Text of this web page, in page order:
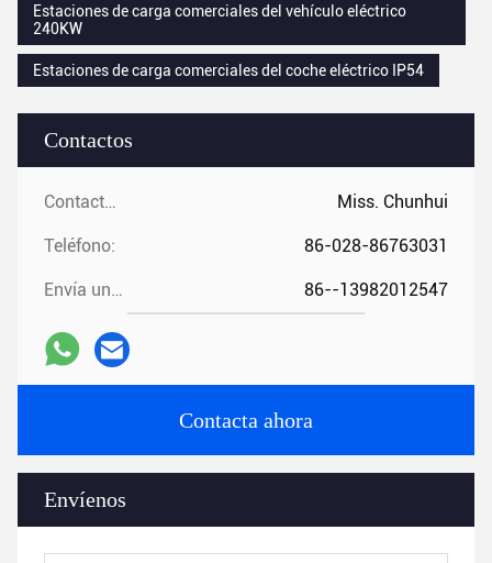
Contactos
Contactos: Miss. Chunhui
Teléfono: 86-028-86763031
Envía un fax.: 86--13982012547
Contacta ahora
Envíenos
Estaciones de carga comerciales del vehículo eléctrico
240KW
Estaciones de carga comerciales del coche eléctrico IP54